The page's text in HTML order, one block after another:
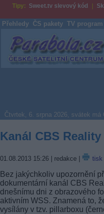
Tipy: Sweet.tv slevový kód
Přehledy ČS pakety TV program
Parabola.cz
Čtvrtek, 6. srpna 2026, svátek má
Kanál CBS
01.08.2013 15:26 | redakce | tisk
Bez jakýchkoliv upozornění
dokumentární kanál CBS
dnešnímu dni z obrazového
aktivním WSS. Znamená to,
vysílány v tzv. pillarboxu